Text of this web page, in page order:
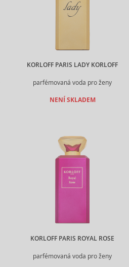
KORLOFF PARIS LADY KORLOFF
parfémovaná voda pro ženy
NENÍ SKLADEM
KORLOFF PARIS ROYAL ROSE
parfémovaná voda pro ženy